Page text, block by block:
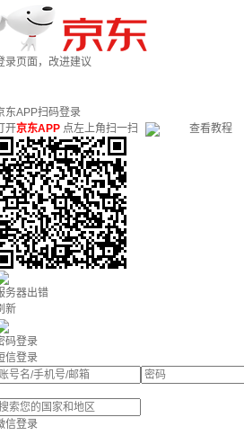
录页面，改进建议
东APP扫码登录
开京东APP 点左上角扫一扫 查看教程
务器出错
新
码登录
信登录
信登录